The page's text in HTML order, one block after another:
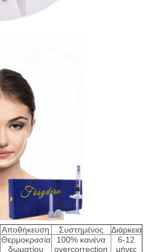
Αποθήκευση Συστημένος
Διάρκεια
Θερμοκρασία
δωματίου
100% κανένα
overcorrection
6-12
μήνες